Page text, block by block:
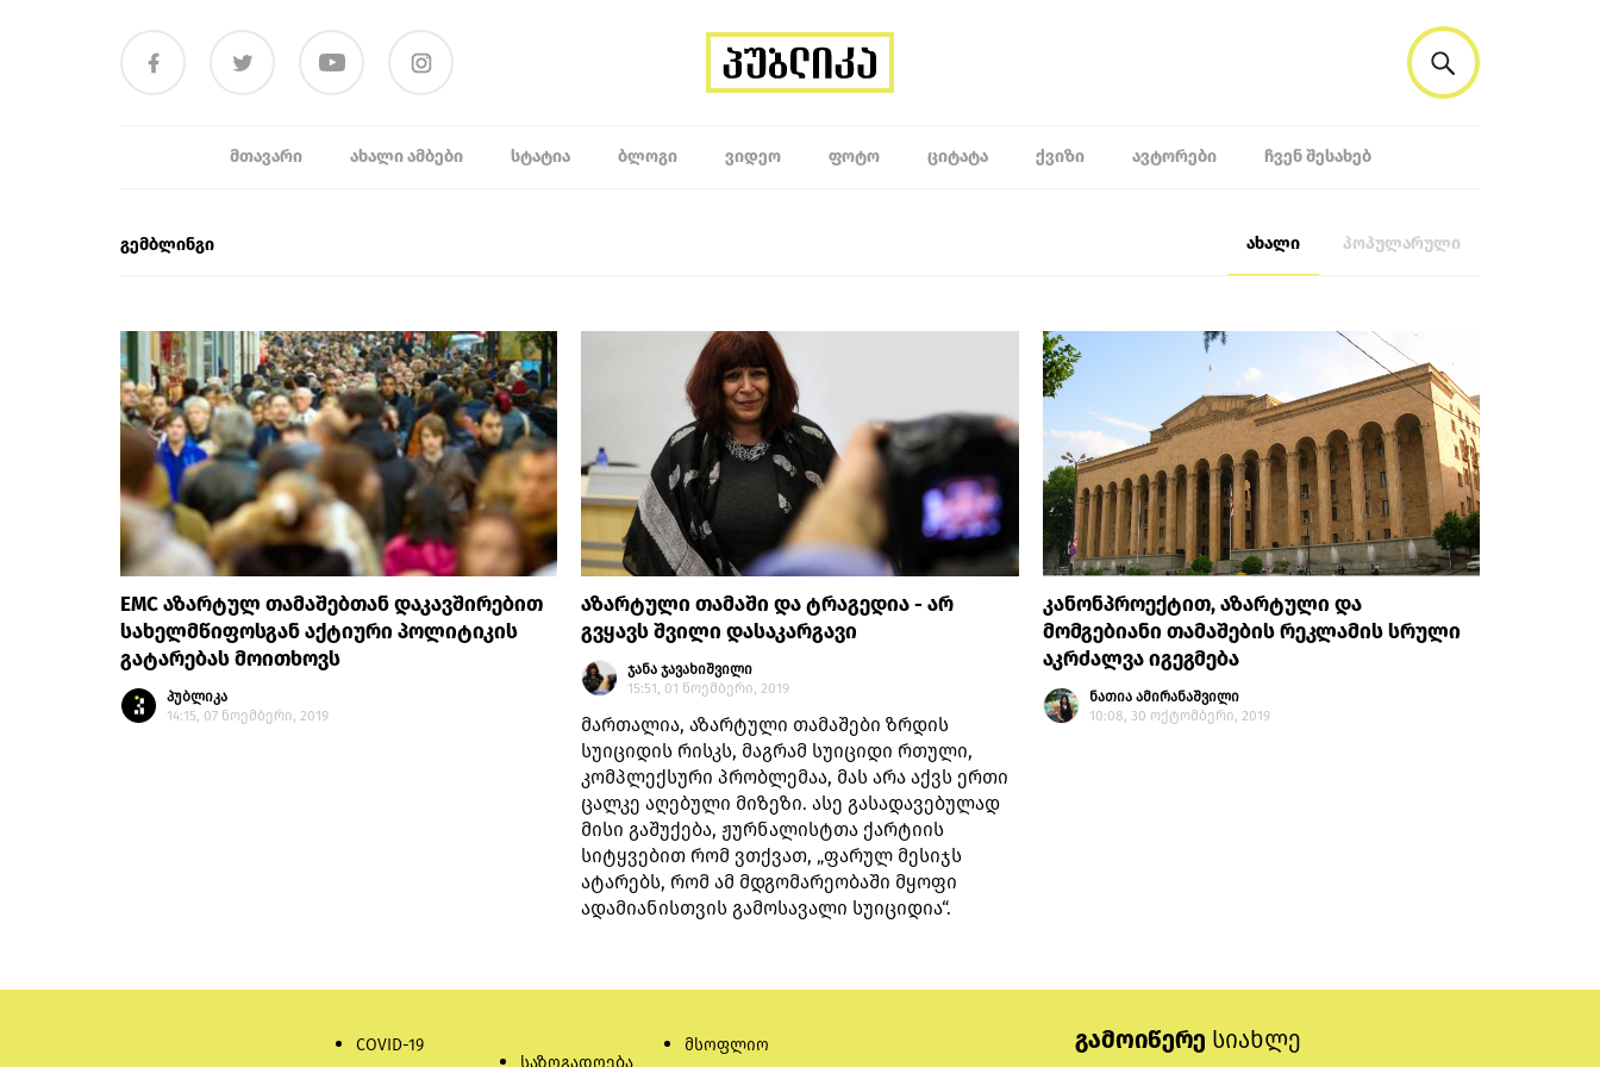
ᲛᲗᲐᲕᲐᲠᲘ ᲐᲮᲐᲚᲘ ᲐᲛᲑᲔᲑᲘ ᲡᲢᲐᲢᲘᲐ ᲑᲚᲝᲒᲘ ᲕᲘᲓᲔᲝ ᲤᲝᲢᲝ ᲪᲘᲢᲐᲢᲐ ᲥᲕᲘᲖᲘ ᲐᲕᲢᲝᲠᲔᲑᲘ ᲩᲕᲔᲜ ᲨᲔᲡᲐᲮᲔᲑ
გემბლინგი ახალი პოპულარული
EMC აზარტულ თამაშებთან დაკავშირებით
სახელმწიფოსგან აქტიური პოლიტიკის
გატარებას მოითხოვს
პუბლიკა
14:15, 07 ნოემბერი, 2019
აზარტული თამაში და ტრაგედია - არ
გვყავს შვილი დასაკარგავი
ჯანა ჯავახიშვილი
15:51, 01 ნოემბერი, 2019
მართალია, აზარტული თამაშები ზრდის
სუიციდის რისკს, მაგრამ სუიციდი რთული,
კომპლექსური პრობლემაა, მას არა აქვს ერთი
ცალკე აღებული მიზეზი. ასე გასადავებულად
მისი გაშუქება, ჟურნალისტთა ქარტიის
სიტყვებით რომ ვთქვათ, „ფარულ მესიჯს
ატარებს, რომ ამ მდგომარეობაში მყოფი
ადამიანისთვის გამოსავალი სუიციდია“.
კანონპროექტით, აზარტული და
მომგებიანი თამაშების რეკლამის სრული
აკრძალვა იგეგმება
ნათია ამირანაშვილი
10:08, 30 ოქტომბერი, 2019
COVID-19
საზოგადოება
მსოფლიო გამოიწერე სიახლე